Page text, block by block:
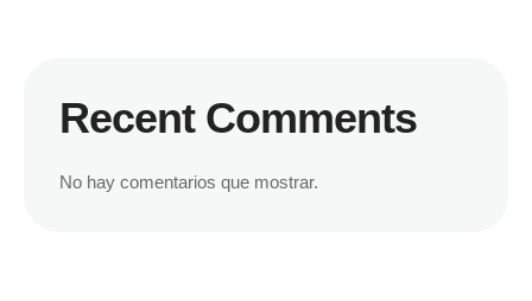
Recent Comments
No hay comentarios que mostrar.